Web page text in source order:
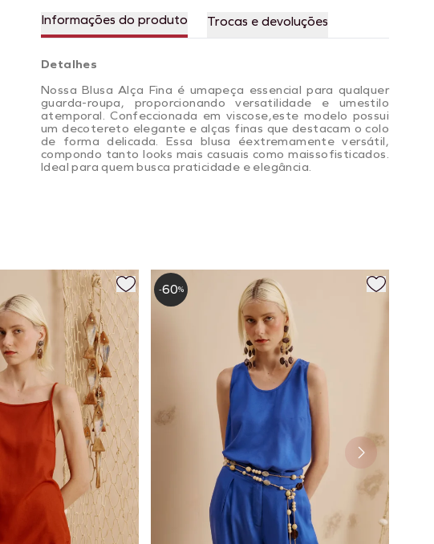
Informações do produto Trocas e devoluções
Detalhes
Nossa Blusa Alça Fina é umapeça essencial para qualquer
guarda-roupa, proporcionando versatilidade e umestilo
atemporal. Confeccionada em viscose,este modelo possui
um decotereto elegante e alças finas que destacam o colo
de forma delicada. Essa blusa éextremamente versátil,
compondo tanto looks mais casuais como maissofisticados.
Ideal para quem busca praticidade e elegância.
-60%